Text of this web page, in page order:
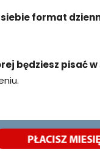
format
będziesz pisać